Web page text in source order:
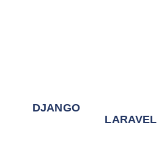
DJANGO
LARAVEL